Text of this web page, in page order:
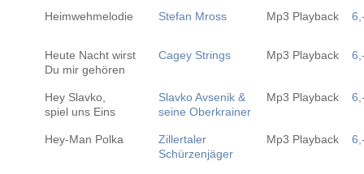
Heimwehmelodie Stefan Mross Mp3 Playback
Heute Nacht wirst
Du mir gehören
Cagey Strings Mp3 Playback
Hey Slavko,
spiel uns Eins
Slavko Avsenik &
seine Oberkrainer
Mp3 Playback
Hey-Man Polka
Zillertaler
Schürzenjäger
Mp3 Playback